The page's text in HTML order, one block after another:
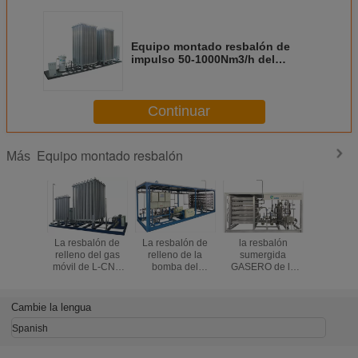
Equipo montado resbalón de
impulso 50-1000Nm3/h del
Continuar
Más Equipo montado resbalón
La resbalón de
relleno del gas
móvil de L-CNG
La resbalón de
relleno de la
bomba del
la resbalón
sumergida
GASERO de la
Cambie la lengua
Spanish